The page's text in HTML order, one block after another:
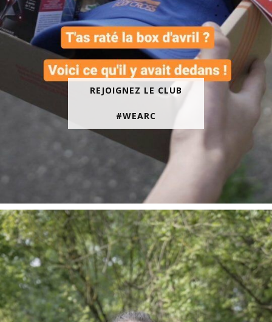
REJOIGNEZ LE CLUB
#WEARC
En juin, on te motive à courir encore